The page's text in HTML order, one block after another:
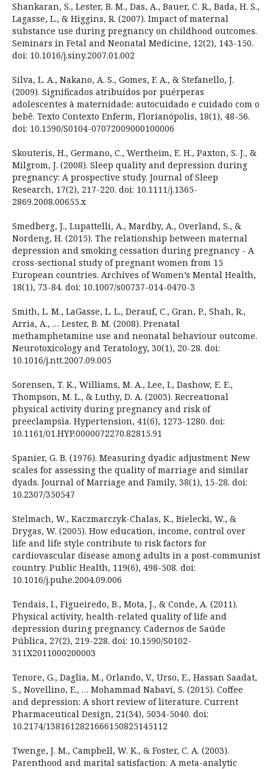
Shankaran, S., Lester, B. M., Das, A., Bauer, C. R., Bada, H. S.,
Lagasse, L., & Higgins, R. (2007). Impact of maternal
substance use during pregnancy on childhood outcomes.
Seminars in Fetal and Neonatal Medicine, 12(2), 143-150.
doi: 10.1016/j.siny.2007.01.002
Silva, L. A., Nakano, A. S., Gomes, F. A., & Stefanello, J.
(2009). Significados atribuídos por puérperas
adolescentes à maternidade: autocuidado e cuidado com o
bebê. Texto Contexto Enferm, Florianópolis, 18(1), 48-56.
doi: 10.1590/S0104-07072009000100006
Skouteris, H., Germano, C., Wertheim, E. H., Paxton, S. J., &
Milgrom, J. (2008). Sleep quality and depression during
pregnancy: A prospective study. Journal of Sleep
Research, 17(2), 217-220. doi: 10.1111/j.1365-
2869.2008.00655.x
Smedberg, J., Lupattelli, A., Mardby, A., Overland, S., &
Nordeng, H. (2015). The relationship between maternal
depression and smoking cessation during pregnancy - A
cross-sectional study of pregnant women from 15
European countries. Archives of Women’s Mental Health,
18(1), 73-84. doi: 10.1007/s00737-014-0470-3
Smith, L. M., LaGasse, L. L., Derauf, C., Gran, P., Shah, R.,
Arria, A., … Lester, B. M. (2008). Prenatal
methamphetamine use and neonatal behaviour outcome.
Neurotoxicology and Teratology, 30(1), 20-28. doi:
10.1016/j.ntt.2007.09.005
Sorensen, T. K., Williams, M. A., Lee, I., Dashow, E. E.,
Thompson, M. L., & Luthy, D. A. (2003). Recreational
physical activity during pregnancy and risk of
preeclampsia. Hypertension, 41(6), 1273-1280. doi:
10.1161/01.HYP.0000072270.82815.91
Spanier, G. B. (1976). Measuring dyadic adjustment: New
scales for assessing the quality of marriage and similar
dyads. Journal of Marriage and Family, 38(1), 15-28. doi:
10.2307/350547
Stelmach, W., Kaczmarczyk-Chalas, K., Bielecki, W., &
Drygas, W. (2005). How education, income, control over
life and life style contribute to risk factors for
cardiovascular disease among adults in a post-communist
country. Public Health, 119(6), 498-508. doi:
10.1016/j.puhe.2004.09.006
Tendais, I., Figueiredo, B., Mota, J., & Conde, A. (2011).
Physical activity, health-related quality of life and
depression during pregnancy. Cadernos de Saúde
Pública, 27(2), 219-228. doi: 10.1590/S0102-
311X2011000200003
Tenore, G., Daglia, M., Orlando, V., Urso, E., Hassan Saadat,
S., Novellino, E., … Mohammad Nabavi, S. (2015). Coffee
and depression: A short review of literature. Current
Pharmaceutical Design, 21(34), 5034-5040. doi:
10.2174/1381612821666150825145112
Twenge, J. M., Campbell, W. K., & Foster, C. A. (2003).
Parenthood and marital satisfaction: A meta-analytic